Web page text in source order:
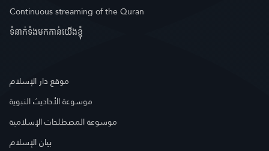
Continuous streaming of the Quran
ទំនាក់ទំងមកកាន់យើងខ្ញុំ
موقع دار الإسلام
موسوعة الأحاديث النبوية
موسوعة المصطلحات الإسلامية
بيان الإسلام